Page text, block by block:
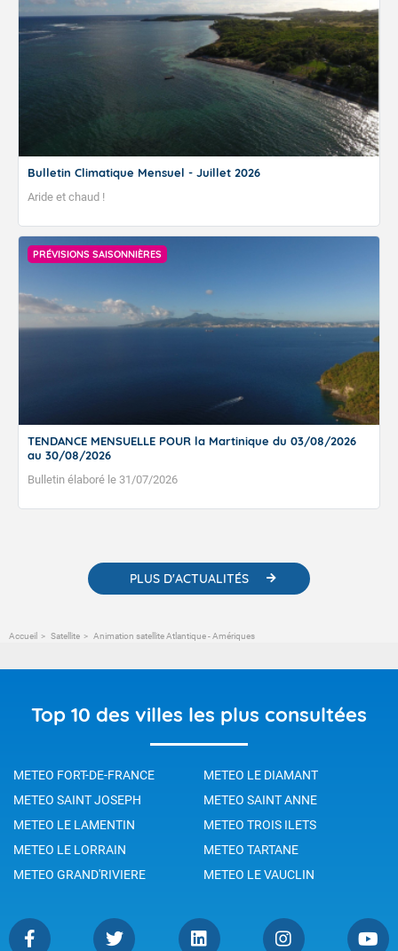
Bulletin Climatique Mensuel - Juillet 2026
Aride et chaud !
PRÉVISIONS SAISONNIÈRES
TENDANCE MENSUELLE POUR la Martinique du 03/08/2026
au 30/08/2026
Bulletin élaboré le 31/07/2026
PLUS D'ACTUALITÉS
Accueil Satellite Animation satellite Atlantique - Amériques
Top 10 des villes les plus consultées
METEO FORT-DE-FRANCE
METEO LE DIAMANT
METEO SAINT JOSEPH
METEO SAINT ANNE
METEO LE LAMENTIN
METEO TROIS ILETS
METEO LE LORRAIN
METEO TARTANE
METEO GRAND'RIVIERE
METEO LE VAUCLIN